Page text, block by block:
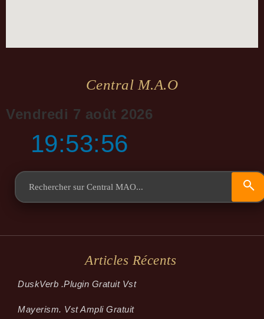
Central M.a.o
Vendredi 7 août 2026
19:53:57
Articles Récents
Dusk­Verb .plugin Gratuit Vst
Mayerism. Vst Ampli Gratuit